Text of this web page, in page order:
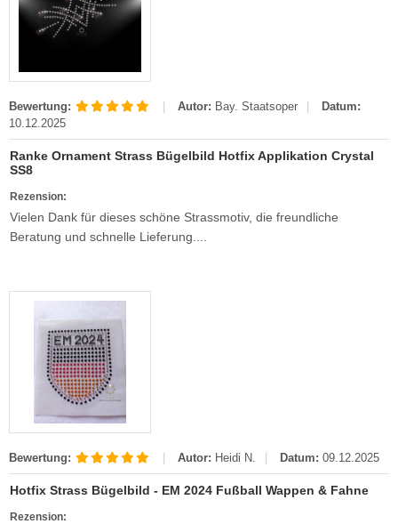
Bewertung: Autor: Bay. Staatsoper
Datum:
10.12.2025
Ranke Ornament Strass Bügelbild Hotfix Applikation Crystal
SS8
Rezension:
Vielen Dank für dieses schöne Strassmotiv, die freundliche
Beratung und schnelle Lieferung....
Bewertung: Autor: Heidi N. Datum: 09.12.2025
Hotfix Strass Bügelbild - EM 2024 Fußball Wappen & Fahne
Rezension:
Skull – Strass Bügelbilder & Applikationen